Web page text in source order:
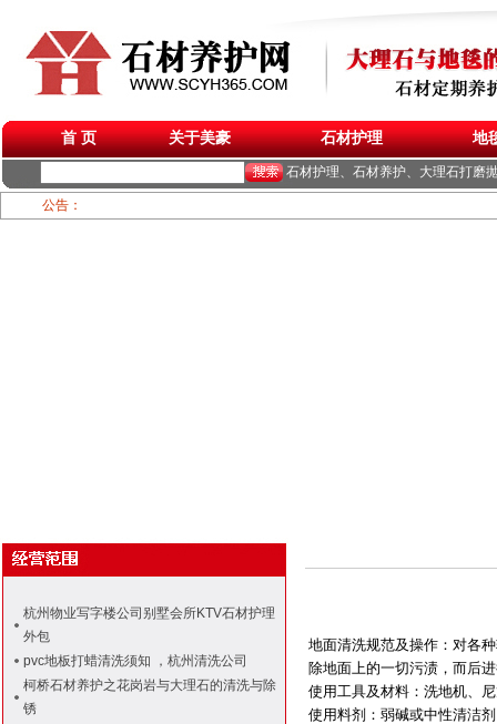
首 页 关于美豪 石材护理 地
石材护理、石材养护、大理石打磨
公告：
杭州物业写字楼公司别墅会所KTV石材护理
外包
pvc地板打蜡清洗须知 ，杭州清洗公司
柯桥石材养护之花岗岩与大理石的清洗与除
锈
地面清洗规范及操作：对各
除地面上的一切污渍，而后
使用工具及材料：洗地机、
使用料剂：弱碱或中性清洁